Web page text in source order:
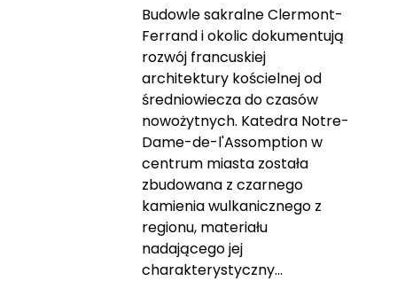
Budowle sakralne Clermont-
Ferrand i okolic dokumentują
rozwój francuskiej
architektury kościelnej od
średniowiecza do czasów
nowożytnych. Katedra Notre-
Dame-de-l'Assomption w
centrum miasta została
zbudowana z czarnego
kamienia wulkanicznego z
regionu, materiału
nadającego jej
charakterystyczny...